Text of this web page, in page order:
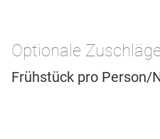
Optionale Zuschläge
Frühstück pro Person/